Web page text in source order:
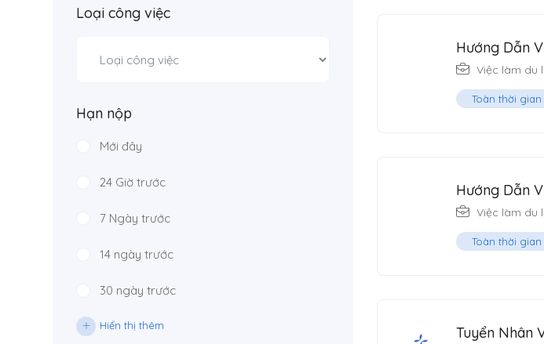
Loại công việc
Hạn nộp
Mới đây
24 Giờ trước
7 Ngày trước
14 ngày trước
30 ngày trước
Hiển thị thêm
Hướng Dẫn
Việc làm du
Toàn thời gian
Hướng Dẫn
Việc làm du
Toàn thời gian
Tuyển Nhân